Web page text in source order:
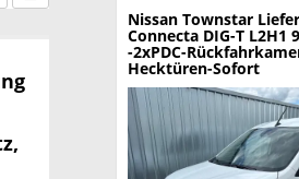
Nissan Townstar
Connecta DIG-T L2H1
-2xPDC-
Hecktüren-Sofort